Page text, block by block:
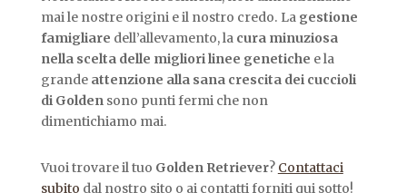
mai le nostre origini e il nostro credo. La gestione
famigliare dell’allevamento, la cura minuziosa
nella scelta delle migliori linee genetiche e la
grandeattenzione alla sana crescita dei cuccioli
di Golden sono punti fermi che non
dimentichiamo mai.
Vuoi trovare il tuo Golden Retriever? Contattaci
subito dal nostro sito o ai contatti forniti qui sotto!